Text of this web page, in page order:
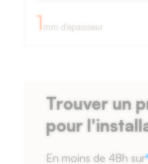
un
angle
de
façade
1mm d'épaisseur
Trouver un
pour
En moins de 48h sur